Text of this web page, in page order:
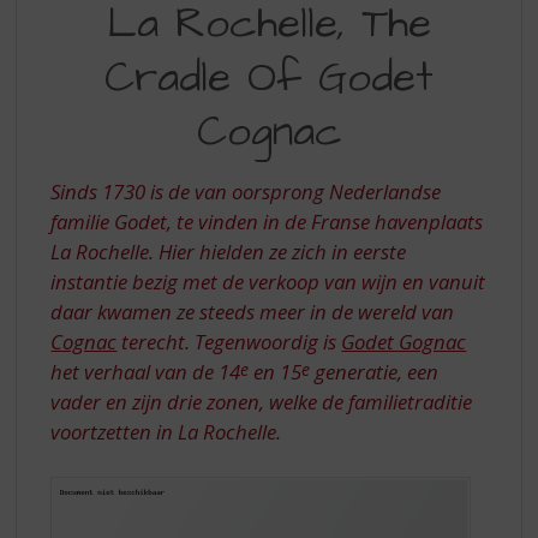
ROCHELLE,
GODET
COGNAC
La Rochelle, The
Cradle Of Godet
Cognac
Sinds 1730 is de van oorsprong Nederlandse
familie Godet, te vinden in de Franse havenplaats
La Rochelle. Hier hielden ze zich in eerste
instantie bezig met de verkoop van wijn en vanuit
daar kwamen ze steeds meer in de wereld van
Cognac terecht. Tegenwoordig is Godet Gognac
het verhaal van de 14e en 15e generatie, een
vader en zijn drie zonen, welke de familietraditie
voortzetten in La Rochelle.